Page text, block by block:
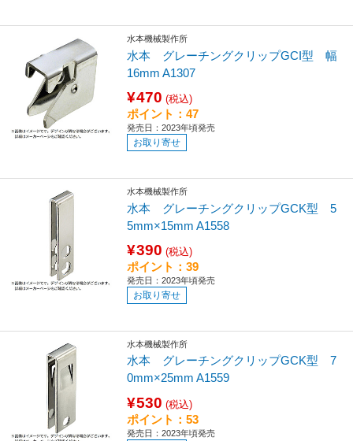
水本機械製作所
水本 グレーチングクリップGCI型 幅
16mm A1307
¥470 (税込)
ポイント：47
発売日：2023年頃発売
お取り寄せ
水本機械製作所
水本 グレーチングクリップGCK型 5
5mm×15mm A1558
¥390 (税込)
ポイント：39
発売日：2023年頃発売
お取り寄せ
水本機械製作所
水本 グレーチングクリップGCK型 7
0mm×25mm A1559
¥530 (税込)
ポイント：53
発売日：2023年頃発売